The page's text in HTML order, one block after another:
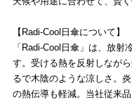
【Radi-Cool日傘について】
「Radi-Cool日傘」は、放
す。受ける熱を反射しなが
るで木陰のような涼しさ。
の熱伝導も軽減。当社従来